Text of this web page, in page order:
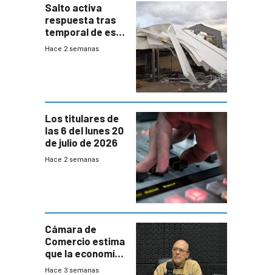
Salto activa
respuesta tras
temporal de este
sábado con
Hace 2 semanas
Los titulares de
las 6 del lunes 20
de julio de 2026
Hace 2 semanas
Cámara de
Comercio estima
que la economía
crecerá 1,6%
Hace 3 semanas